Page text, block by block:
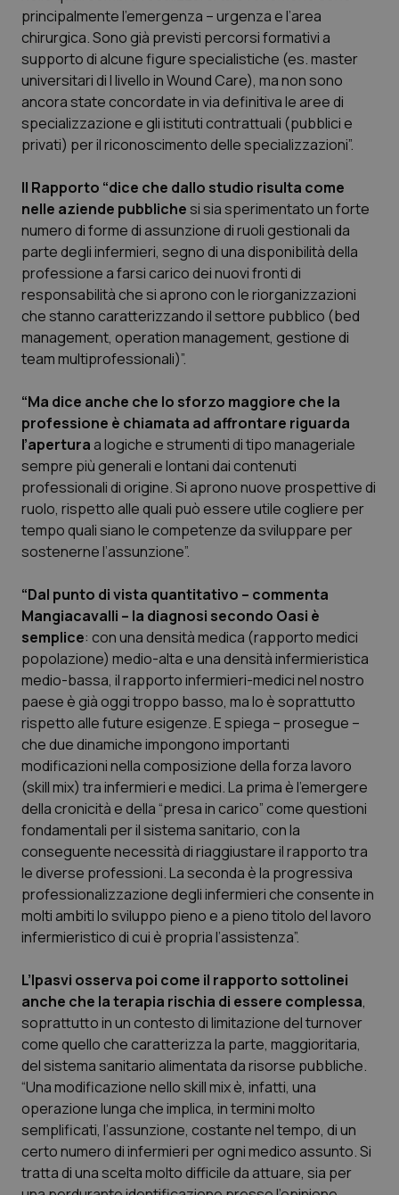
Veneto
Oncoematologia
Oncologia & Nutrizione
Psoriasi & pelle
Quotidiano Cardiologia
Quotidiano Chirurgia
Quotidiano Oncologia
Quotidiano Pediatria
Rene & patologie urogenitali
Salute orale & impianti
Sangue & coagulazione
Tiroide
Tumore al seno
Tumore ovarico
Tumori del Polmone & Testa Collo
Tumori gastrointestinali
Ulcera & Reflusso
Vaccini
principalmente l’emergenza – urgenza e l’area
chirurgica. Sono già previsti percorsi formativi a
supporto di alcune figure specialistiche (es. master
universitari di I livello in Wound Care), ma non sono
ancora state concordate in via definitiva le aree di
specializzazione e gli istituti contrattuali (pubblici e
privati) per il riconoscimento delle specializzazioni”.
Il Rapporto “dice che dallo studio risulta come
nelle aziende pubblichesi sia sperimentato un forte
numero di forme di assunzione di ruoli gestionali da
parte degli infermieri, segno di una disponibilità della
professione a farsi carico dei nuovi fronti di
responsabilità che si aprono con le riorganizzazioni
che stanno caratterizzando il settore pubblico (bed
management, operation management, gestione di
team multiprofessionali)”.
“Ma dice anche che lo sforzo maggiore che la
professione è chiamata ad affrontare riguarda
l’aperturaa logiche e strumenti di tipo manageriale
sempre più generali e lontani dai contenuti
professionali di origine. Si aprono nuove prospettive di
ruolo, rispetto alle quali può essere utile cogliere per
tempo quali siano le competenze da sviluppare per
sostenerne l’assunzione”.
“Dal punto di vista quantitativo – commenta
Mangiacavalli – la diagnosi secondo Oasi è
semplice: con una densità medica (rapporto medici
popolazione) medio-alta e una densità infermieristica
medio-bassa, il rapporto infermieri-medici nel nostro
paese è già oggi troppo basso, ma lo è soprattutto
rispetto alle future esigenze. E spiega – prosegue –
che due dinamiche impongono importanti
modificazioni nella composizione della forza lavoro
(skill mix) tra infermieri e medici. La prima è l’emergere
della cronicità e della “presa in carico” come questioni
fondamentali per il sistema sanitario, con la
conseguente necessità di riaggiustare il rapporto tra
le diverse professioni. La seconda è la progressiva
professionalizzazione degli infermieri che consente in
molti ambiti lo sviluppo pieno e a pieno titolo del lavoro
infermieristico di cui è propria l’assistenza”.
L’Ipasvi osserva poi come il rapporto sottolinei
anche che la terapia rischia di essere complessa,
soprattutto in un contesto di limitazione del turnover
come quello che caratterizza la parte, maggioritaria,
del sistema sanitario alimentata da risorse pubbliche.
“Una modificazione nello skill mix è, infatti, una
operazione lunga che implica, in termini molto
semplificati, l’assunzione, costante nel tempo, di un
certo numero di infermieri per ogni medico assunto. Si
tratta di una scelta molto difficile da attuare, sia per